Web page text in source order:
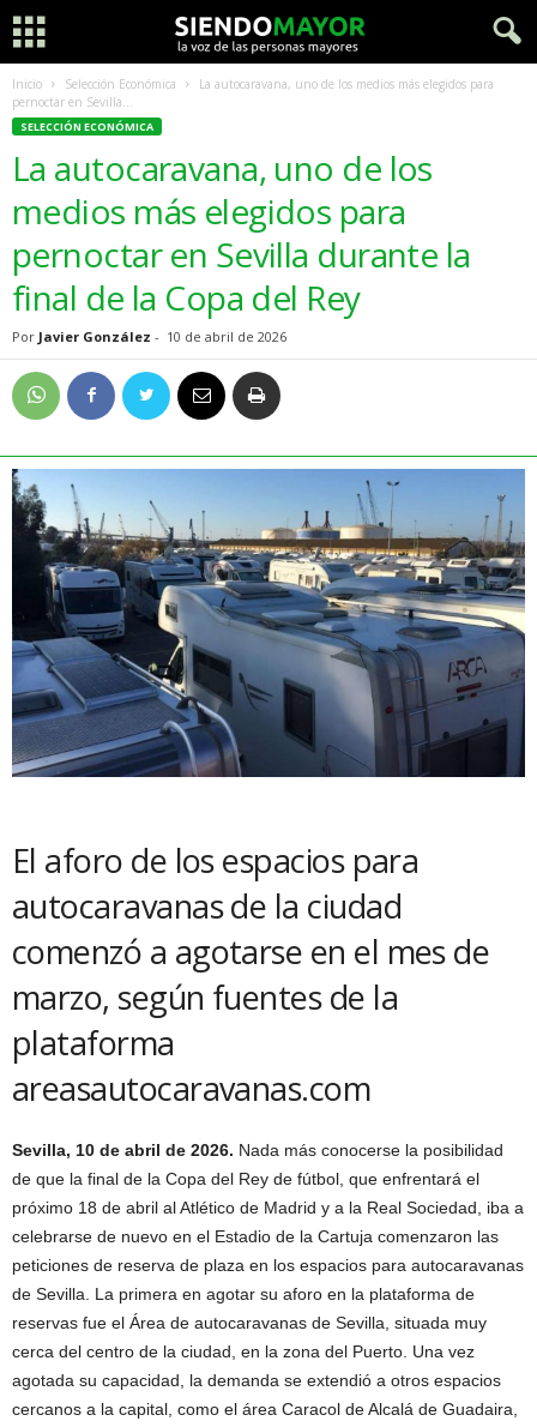
Inicio Selección Económica
La autocaravana, uno de los medios más elegidos para
pernoctar en Sevilla...
SELECCIÓN ECONÓMICA
La autocaravana, uno de los
medios más elegidos para
pernoctar en Sevilla durante la
final de la Copa del Rey
Por Javier González - 10 de abril de 2026
El aforo de los espacios para
autocaravanas de la ciudad
comenzó a agotarse en el mes de
marzo, según fuentes de la
plataforma
areasautocaravanas.com
Sevilla, 10 de abril de 2026. Nada más conocerse la posibilidad
de que la final de la Copa del Rey de fútbol, que enfrentará el
próximo 18 de abril al Atlético de Madrid y a la Real Sociedad, iba a
celebrarse de nuevo en el Estadio de la Cartuja comenzaron las
peticiones de reserva de plaza en los espacios para autocaravanas
de Sevilla. La primera en agotar su aforo en la plataforma de
reservas fue el Área de autocaravanas de Sevilla, situada muy
cerca del centro de la ciudad, en la zona del Puerto. Una vez
agotada su capacidad, la demanda se extendió a otros espacios
cercanos a la capital, como el área Caracol de Alcalá de Guadaira,